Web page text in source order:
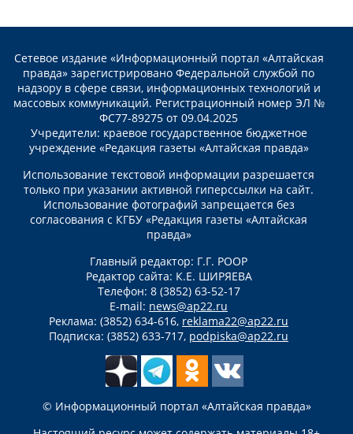
Сетевое издание «Информационный портал «Алтайская
правда» зарегистрировано Федеральной службой по
надзору в сфере связи, информационных технологий и
массовых коммуникаций. Регистрационный номер ЭЛ №
ФС77-89275 от 09.04.2025
Учредители: краевое государственное бюджетное
учреждение «Редакция газеты «Алтайская правда»
Использование текстовой информации разрешается
только при указании активной гиперссылки на сайт.
Использование фотографий запрещается без
согласования с КГБУ «Редакция газеты «Алтайская
правда»
Главный редактор: Г.Г. РООР
Редактор сайта: К.Е. ШИРЯЕВА
Телефон: 8 (3852) 63-52-17
E-mail: news@ap22.ru
Реклама: (3852) 634-616, reklama22@ap22.ru
Подписка: (3852) 633-717, podpiska@ap22.ru
© Информационный портал «Алтайская правда»